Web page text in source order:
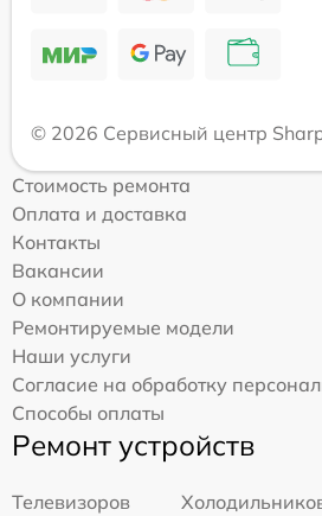
© 2026 Сервисный центр
Стоимость ремонта
Оплата и доставка
Контакты
Вакансии
О компании
Ремонтируемые модели
Наши услуги
Согласие на обработку
Способы оплаты
Ремонт устройств
Телевизоров